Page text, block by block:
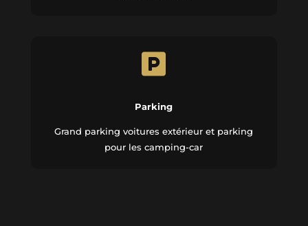

Parking
Grand parking voitures extérieur et parking
pour les camping-car